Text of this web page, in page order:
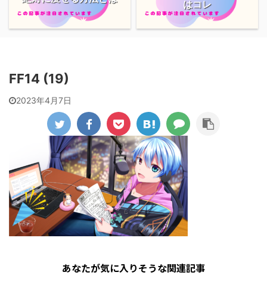
はコレ
FF14 (19)
2023年4月7日
あなたが気に入りそうな関連記事